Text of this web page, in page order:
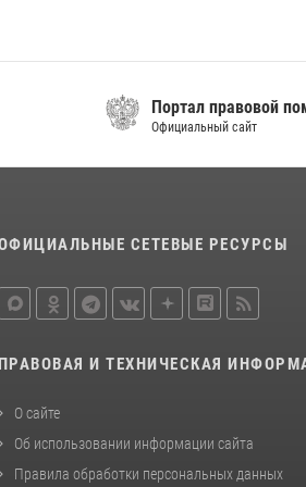
наркотические средства
21 июля 2026, 07:56
В Кабардино-Балкарии
Портал правовой
Официальный сайт
СЕТЕВЫЕ РЕСУРСЫ
ПРАВОВАЯ И ТЕХНИЧЕСКАЯ
О сайте
Об использовании информации сайта
Правила обработки персональных данных